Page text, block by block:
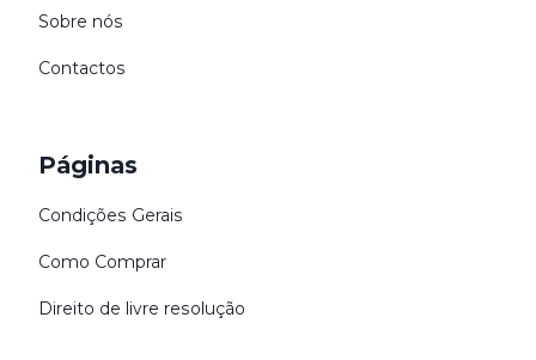
Sobre nós
Contactos
Páginas
Condições Gerais
Como Comprar
Direito de livre resolução